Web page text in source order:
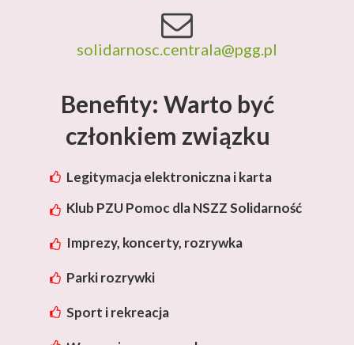
Benefity: Warto być
członkiem związku
Legitymacja elektroniczna i karta
Klub PZU Pomoc dla NSZZ Solidarność
Imprezy, koncerty, rozrywka
Parki rozrywki
Sport i rekreacja
solidarnosc.centrala@pgg.pl